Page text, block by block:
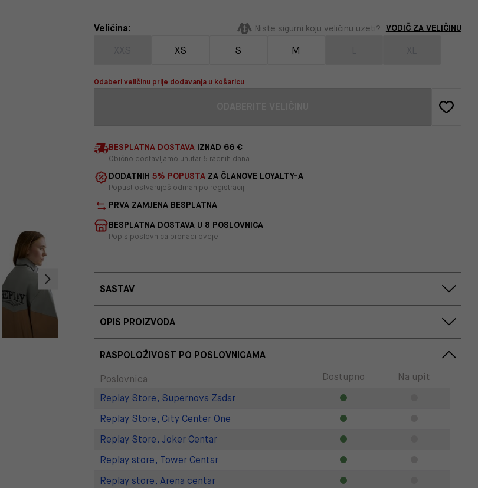
Veličina: Niste sigurni koju veličinu uzeti? VODIČ ZA VELIČINU
XS S M
Odaberi veličinu prije dodavanja u košaricu
BESPLATNA DOSTAVAIZNAD 66 €
Obično dostavljamo unutar 5 radnih dana
DODATNIH 5% POPUSTAZA ČLANOVE LOYALTY-A
Popust ostvaruješ odmah po registraciji
PRVA ZAMJENA BESPLATNA
BESPLATNA DOSTAVA U 8 POSLOVNICA
Popis poslovnica pronađi ovdje
SASTAV
OPIS PROIZVODA
RASPOLOŽIVOST PO POSLOVNICAMA
Poslovnica
Dostupno
Na upit
Replay Store, Supernova Zadar
Replay Store, City Center One
Replay Store, Joker Centar
Replay store, Tower Centar
Replay store, Arena centar